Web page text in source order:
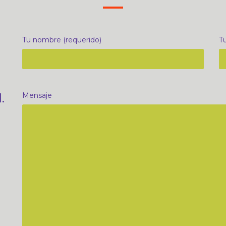
Tu nombre (requerido)
Mensaje